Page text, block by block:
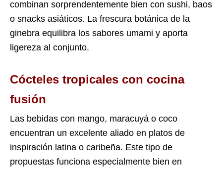
combinan sorprendentemente bien con sushi, baos
o snacks asiáticos. La frescura botánica de la
ginebra equilibra los sabores umami y aporta
ligereza al conjunto.
Cócteles tropicales con cocina
fusión
Las bebidas con mango, maracuyá o coco
encuentran un excelente aliado en platos de
inspiración latina o caribeña. Este tipo de
propuestas funciona especialmente bien en